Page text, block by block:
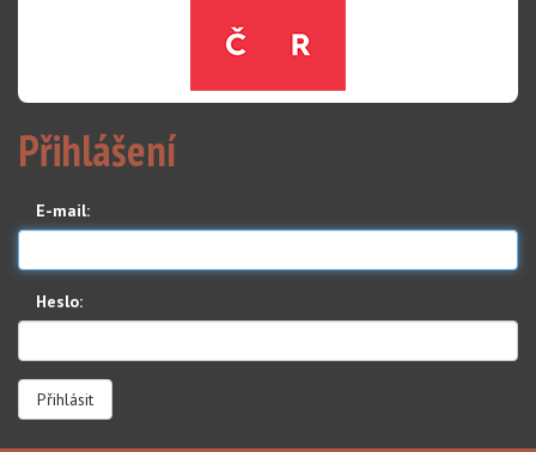
Přihlášení
E-mail:
Heslo: